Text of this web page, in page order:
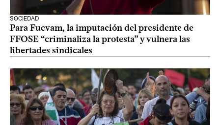
SOCIEDAD
Para Fucvam, la imputación del presidente de
FFOSE “criminaliza la protesta” y vulnera las
libertades sindicales